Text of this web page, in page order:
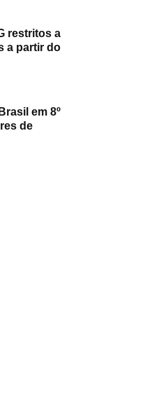
restritos a
a partir do
em 8º
de